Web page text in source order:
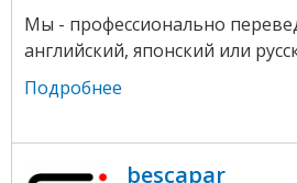
Мы - профессионально
английский, японский или
Подробнее
bescapar